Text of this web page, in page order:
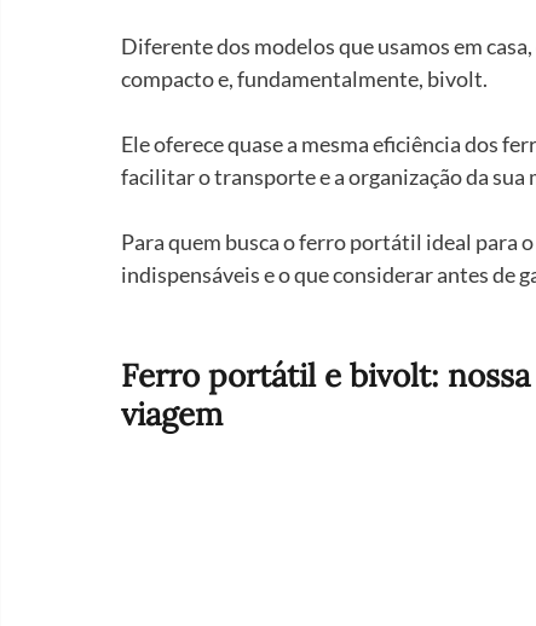
Diferente dos modelos que usamos em
compacto e, fundamentalmente, bivolt.
Ele oferece quase a mesma eficiência dos
facilitar o transporte e a organização da sua
Para quem busca o ferro portátil ideal para
indispensáveis e o que considerar antes de
Ferro portátil e bivolt:
viagem